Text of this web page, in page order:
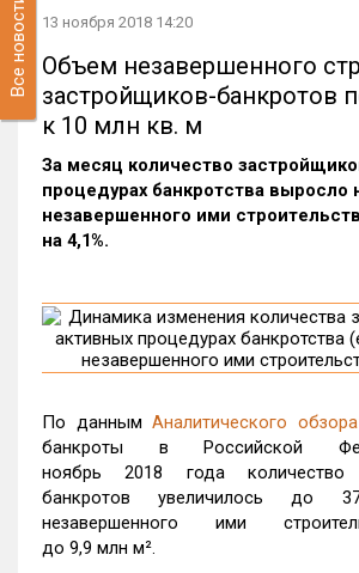
Все новости 13 ноября 2018 14:20
Объем незавершенного
застройщиков-банкротов
к 10 млн кв. м
За месяц количество
процедурах банкротства выросло
незавершенного ими
на 4,1%.
По данным Аналитического обзора
банкроты в Российской
ноябрь 2018 года количество
банкротов увеличилось до
незавершенного ими
до 9,9 млн м².